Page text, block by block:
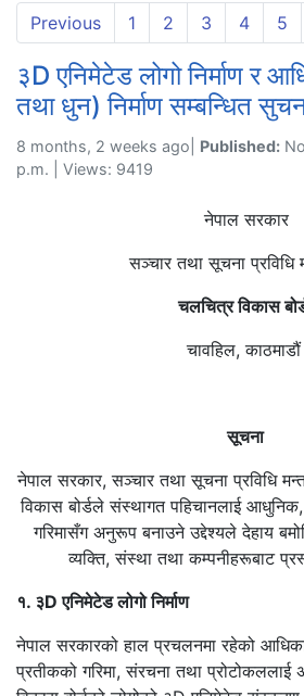
Previous 1 2 3 4 5
३D एनिमेटेड लोगो निर्माण र
तथा धुन) निर्माण सम्बन्धित
8 months, 2 weeks ago| Published:
p.m. | Views: 9419
नेपाल सरकार
सञ्चार तथा सूचना प्रविधि
चलचित्र विकास
चावहिल, काठमाडौं
सूचना
नेपाल सरकार, सञ्चार तथा सूचना प्रविधि
विकास बोर्डले संस्थागत पहिचानलाई आधुनिक,
गरिमासँग अनुरूप बनाउने उद्देश्यले देहाय
व्यक्ति, संस्था तथा कम्पनीहरूबाट
१. ३D एनिमेटेड लोगो निर्माण
नेपाल सरकारको हाल प्रचलनमा रहेको
प्रतीकको गरिमा, संरचना तथा प्रोटोकललाई